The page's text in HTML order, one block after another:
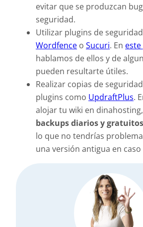
evitar que se produzcan
seguridad.
Utilizar plugins de
Wordfence o Sucuri. En
hablamos de ellos y de
pueden resultarte útiles.
Realizar copias de
plugins como UpdraftPlus.
alojar tu wiki en
backups diarios y gratuitos
lo que no tendrías
una versión antigua en